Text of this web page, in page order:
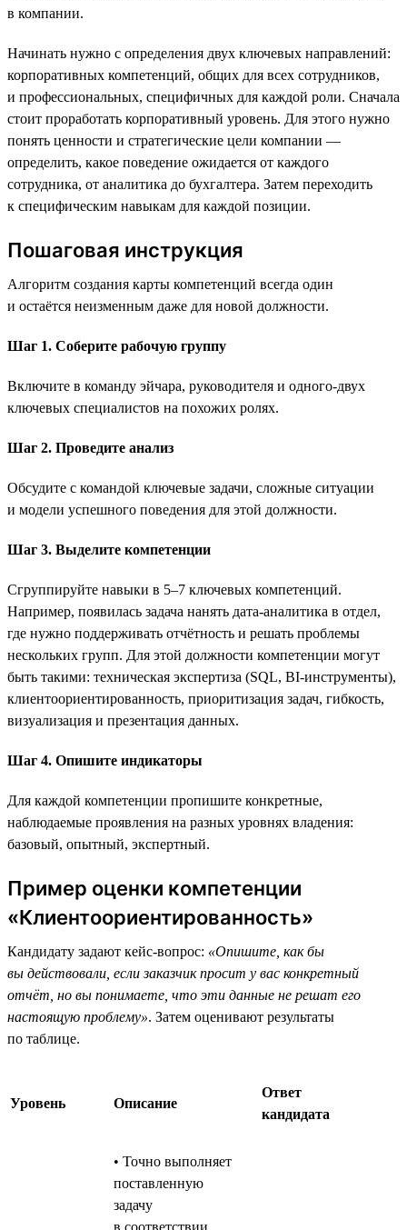
в компании.
Начинать нужно с определения двух ключевых направлений:
корпоративных компетенций, общих для всех сотрудников,
и профессиональных, специфичных для каждой роли. Сначала
стоит проработать корпоративный уровень. Для этого нужно
понять ценности и стратегические цели компании —
определить, какое поведение ожидается от каждого
сотрудника, от аналитика до бухгалтера. Затем переходить
к специфическим навыкам для каждой позиции.
Пошаговая инструкция
Алгоритм создания карты компетенций всегда один
и остаётся неизменным даже для новой должности.
Шаг 1. Соберите рабочую группу
Включите в команду эйчара, руководителя и одного-двух
ключевых специалистов на похожих ролях.
Шаг 2. Проведите анализ
Обсудите с командой ключевые задачи, сложные ситуации
и модели успешного поведения для этой должности.
Шаг 3. Выделите компетенции
Сгруппируйте навыки в 5–7 ключевых компетенций.
Например, появилась задача нанять дата-аналитика в отдел,
где нужно поддерживать отчётность и решать проблемы
нескольких групп. Для этой должности компетенции могут
быть такими: техническая экспертиза (SQL, BI-инструменты),
клиентоориентированность, приоритизация задач, гибкость,
визуализация и презентация данных.
Шаг 4. Опишите индикаторы
Для каждой компетенции пропишите конкретные,
наблюдаемые проявления на разных уровнях владения:
базовый, опытный, экспертный.
Пример оценки компетенции
«Клиентоориентированность»
Кандидату задают кейс-вопрос: «Опишите, как бы
вы действовали, если заказчик просит у вас конкретный
отчёт, но вы понимаете, что эти данные не решат его
настоящую проблему». Затем оценивают результаты
по таблице.
Уровень Описание
Ответ
кандидата
• Точно выполняет
поставленную
задачу
в соответствии